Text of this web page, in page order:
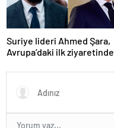
Suriye lideri Ahmed Şara,
Avrupa’daki ilk ziyaretinde